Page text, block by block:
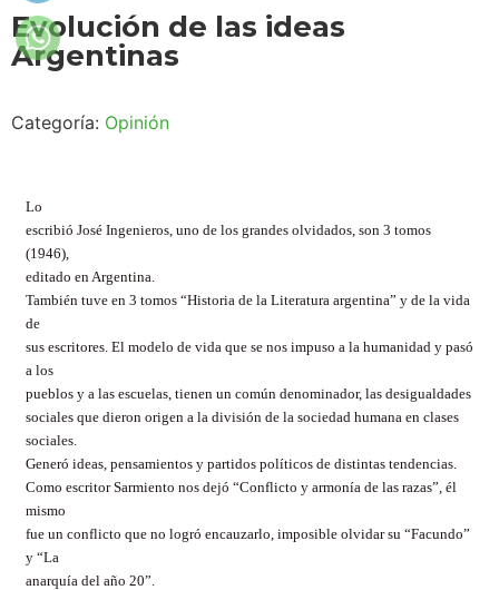
Evolución de las ideas
Argentinas
Categoría: Opinión
Lo
escribió José Ingenieros, uno de los grandes olvidados, son 3 tomos
(1946),
editado en Argentina.
También tuve en 3 tomos “Historia de la Literatura argentina” y de la vida
de
sus escritores. El modelo de vida que se nos impuso a la humanidad y pasó
a los
pueblos y a las escuelas, tienen un común denominador, las desigualdades
sociales que dieron origen a la división de la sociedad humana en clases
sociales.
Generó ideas, pensamientos y partidos políticos de distintas tendencias.
Como escritor Sarmiento nos dejó “Conflicto y armonía de las razas”, él
mismo
fue un conflicto que no logró encauzarlo, imposible olvidar su “Facundo”
y “La
anarquía del año 20”.